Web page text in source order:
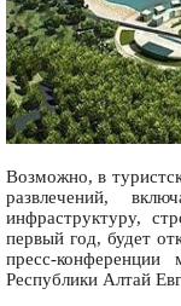
Возможно, в
развлечений,
инфраструктуру,
первый год, будет
пресс-конференции
Республики Алтай